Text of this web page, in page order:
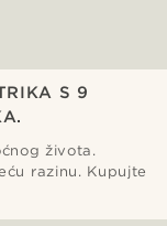
S 9
života.
razinu. Kupujte